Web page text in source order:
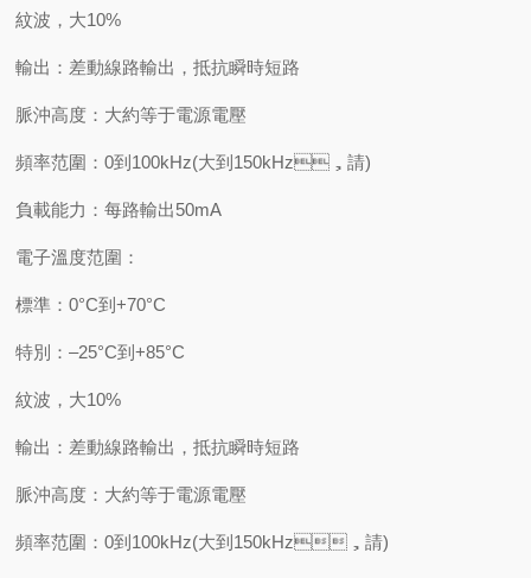
紋波，大10%
輸出：差動線路輸出，抵抗瞬時短路
脈沖高度：大約等于電源電壓
頻率范圍：0到100kHz(大到150kHz，請)
負載能力：每路輸出50mA
電子溫度范圍：
標準：0°C到+70°C
特別：–25°C到+85°C
紋波，大10%
輸出：差動線路輸出，抵抗瞬時短路
脈沖高度：大約等于電源電壓
頻率范圍：0到100kHz(大到150kHz，請)